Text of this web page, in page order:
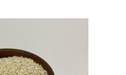
"
reading<span